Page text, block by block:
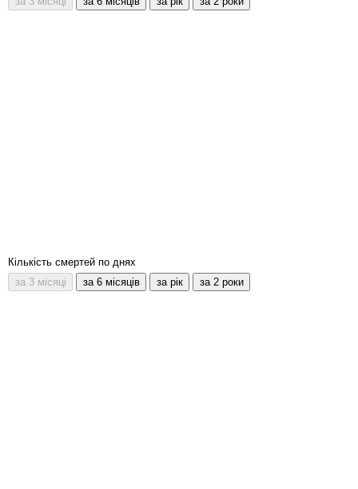
Кількість смертей по днях